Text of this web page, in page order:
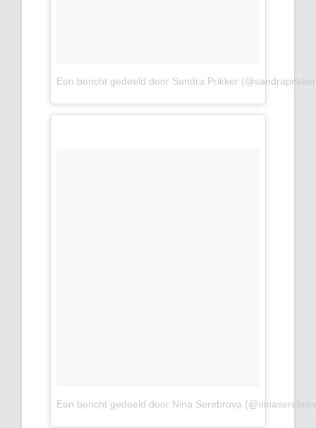
Een bericht gedeeld door Sandra Prikker
Een bericht gedeeld door Nina Serebrova